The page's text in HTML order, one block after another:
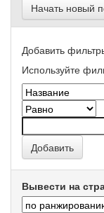
Начать новый
Добавить
Используйте
Вывести на